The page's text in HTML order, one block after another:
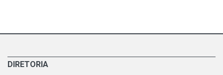
DIRETORIA